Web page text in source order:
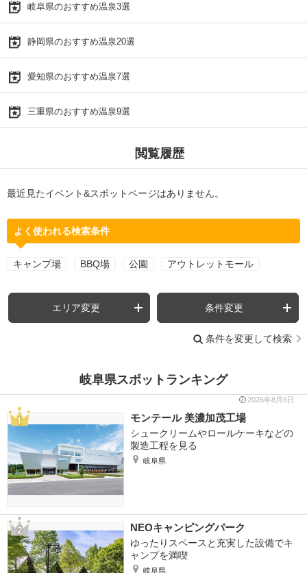
岐阜県のおすすめ温泉3選
静岡県のおすすめ温泉20選
愛知県のおすすめ温泉7選
三重県のおすすめ温泉9選
閲覧履歴
最近見たイベント&スポットページはありません。
よく使われる検索条件
キャンプ場 BBQ場 公園 アウトレットモール
エリア変更 条件変更
条件を変更して検索
岐阜県スポットランキング
2026年8月6日
モンテール 美濃加茂工場
シュークリームやロールケーキなどの
製造工程を見る
岐阜県
NEOキャンピングパーク
ゆったりスペースと充実した設備でキ
ャンプを満喫
岐阜県